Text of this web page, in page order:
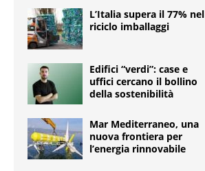
L’Italia supera il 77% nel
riciclo imballaggi
Edifici “verdi”: case e
uffici cercano il bollino
della sostenibilità
Mar Mediterraneo, una
nuova frontiera per
l’energia rinnovabile